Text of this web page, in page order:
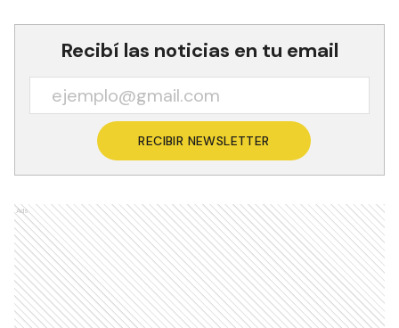
Recibí las noticias en tu email
RECIBIR NEWSLETTER
Ads